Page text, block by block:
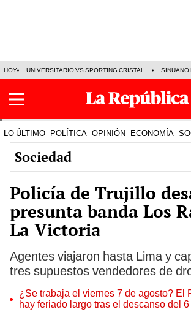
HOY UNIVERSITARIO VS SPORTING CRISTAL SINUANO
LO ÚLTIMO POLÍTICA OPINIÓN ECONOMÍA
Sociedad
Policía de Trujillo
presunta banda Los
La Victoria
Agentes viajaron hasta Lima y
tres supuestos vendedores de
¿Se trabaja el viernes 7 de agosto? El
hay feriado largo tras el descanso del